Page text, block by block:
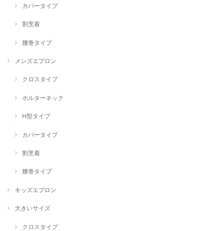
カバータイプ
割烹着
腰巻タイプ
メンズエプロン
クロスタイプ
ホルターネック
H型タイプ
カバータイプ
割烹着
腰巻タイプ
キッズエプロン
大きいサイズ
クロスタイプ